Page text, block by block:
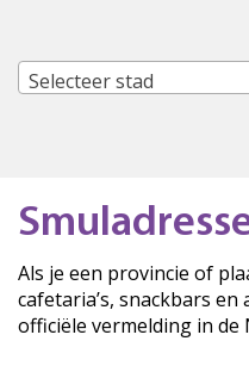
Selecteer stad
Als je een provincie of
cafetaria’s, snackbars
officiële vermelding in de